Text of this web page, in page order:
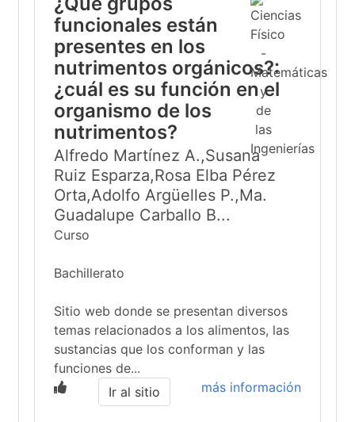
funcionales están
presentes en los
nutrimentos orgánicos?:
¿cuál es su función en el
organismo de los
nutrimentos?
Alfredo Martínez A.,Susana
Ruiz Esparza,Rosa Elba Pérez
Orta,Adolfo Argüelles P.,Ma.
Guadalupe Carballo B...
Curso
Bachillerato
Sitio web donde se presentan diversos
temas relacionados a los alimentos, las
sustancias que los conforman y las
funciones de...
más información
Ir al sitio